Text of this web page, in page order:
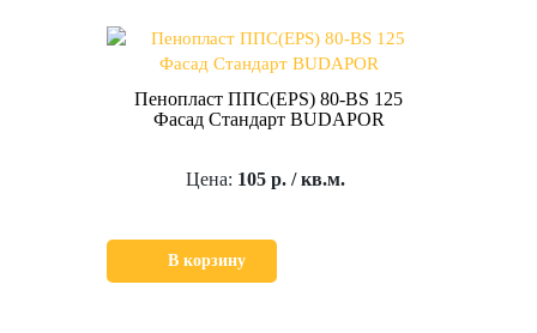
Пенопласт ППС(EPS) 80-BS 125
Фасад Стандарт BUDAPOR
Цена: 105 р. / кв.м.
В корзину